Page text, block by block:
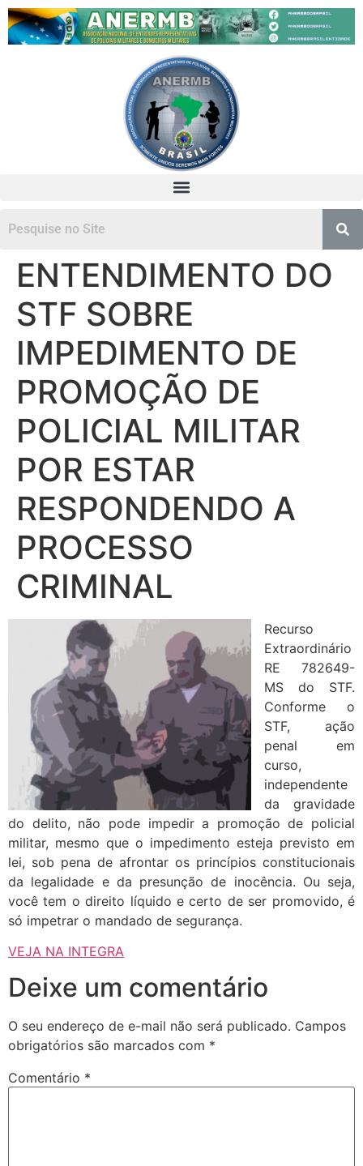
ENTENDIMENTO DO
STF SOBRE
IMPEDIMENTO DE
PROMOÇÃO DE
POLICIAL MILITAR
POR ESTAR
RESPONDENDO A
PROCESSO
CRIMINAL
Recurso
Extraordinário
RE 782649-
MS do STF.
Conforme o
STF, ação
penal em
curso,
independente
da gravidade
do delito, não pode impedir a promoção de policial
militar, mesmo que o impedimento esteja previsto em
lei, sob pena de afrontar os princípios constitucionais
da legalidade e da presunção de inocência. Ou seja,
você tem o direito líquido e certo de ser promovido, é
só impetrar o mandado de segurança.
VEJA NA INTEGRA
Deixe um comentário
O seu endereço de e-mail não será publicado. Campos
obrigatórios são marcados com *
Comentário *